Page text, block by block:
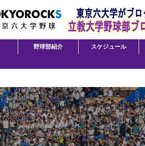
野球部紹介 スケジュール